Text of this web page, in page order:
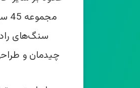
چیدمان و